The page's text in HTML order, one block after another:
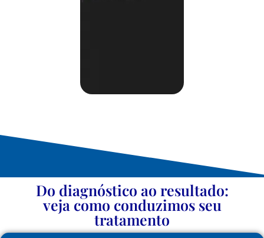
Do diagnóstico ao resultado:
veja como conduzimos seu
tratamento